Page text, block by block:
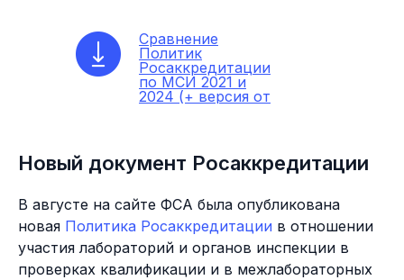
Сравнение
Политик
Росаккредитации
по МСИ 2021 и
2024 (+ версия от
Новый документ Росаккредитации
В августе на сайте ФСА была опубликована
новая Политика Росаккредитации в отношении
участия лабораторий и органов инспекции в
проверках квалификации и в межлабораторных